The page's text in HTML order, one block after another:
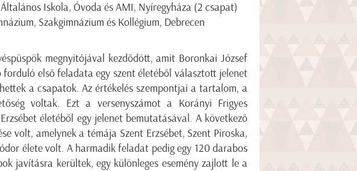
Iskola, Óvoda és AMI, Nyíregyháza (2 csapat)
Szakgimnázium és Kollégium, Debrecen
megnyitójával kezdődött, amit Boronkai József
első feladata egy szent életéből választott jelenet
a csapatok. Az értékelés szempontjai a tartalom, a
voltak. Ezt a versenyszámot a Korányi Frigyes
életéből egy jelenet bemutatásával. A következő
volt, amelynek a témája Szent Erzsébet, Szent Piroska,
élete volt. A harmadik feladat pedig egy 120 darabos
javításra kerültek, egy különleges esemény zajlott le a